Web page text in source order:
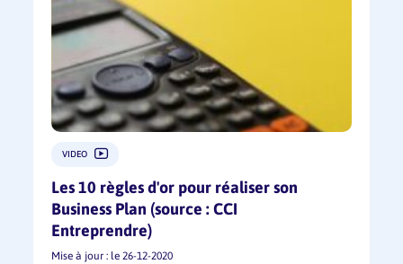
VIDEO
Les 10 règles d'or pour réaliser son
Business Plan (source : CCI
Entreprendre)
Mise à jour : le 26-12-2020